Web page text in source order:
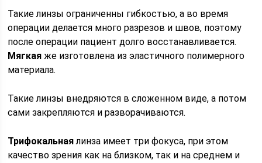
Такие линзы ограниченны гибкостью, а во время
операции делается много разрезов и швов, поэтому
после операции пациент долго восстанавливается.
Мягкая же изготовлена из эластичного полимерного
материала.
Такие линзы внедряются в сложенном виде, а потом
сами закрепляются и разворачиваются.
Трифокальнаялинза имеет три фокуса, при этом
качество зрения как на близком, так и на среднем и